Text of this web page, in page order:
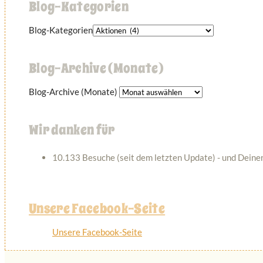
Blog-Kategorien
Blog-Kategorien
Blog-Archive (Monate)
Blog-Archive (Monate)
Wir danken für
10.133 Besuche (seit dem letzten Update) - und
Unsere Facebook-Seite
Unsere Facebook-Seite